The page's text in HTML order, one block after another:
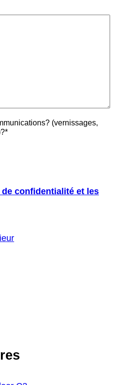
(vernissages,
confidentialité et les